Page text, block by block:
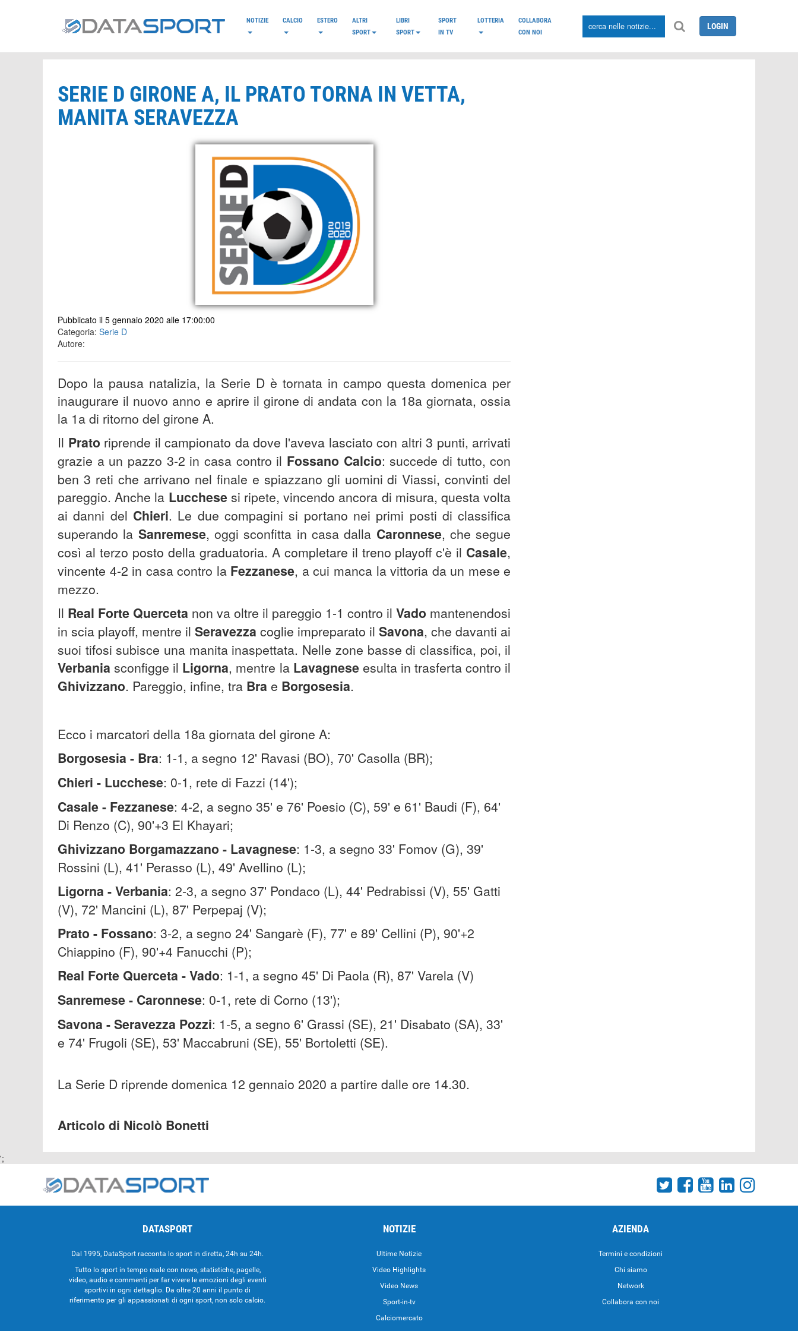
NOTIZIE CALCIO ESTERO
ALTRI
SPORT
LIBRI
SPORT
SPORT
IN TV
LOTTERIA
COLLABORA
CON NOI
LOGIN
SERIE D GIRONE A, IL PRATO TORNA IN VETTA,
MANITA SERAVEZZA
Pubblicato il 5 gennaio 2020 alle 17:00:00
Categoria: Serie D
Autore:
Dopo la pausa natalizia, la Serie D è tornata in campo questa domenica per
inaugurare il nuovo anno e aprire il girone di andata con la 18a giornata, ossia
la 1a di ritorno del girone A.
Il Prato riprende il campionato da dove l'aveva lasciato con altri 3 punti, arrivati
grazie a un pazzo 3-2 in casa contro il Fossano Calcio: succede di tutto, con
ben 3 reti che arrivano nel finale e spiazzano gli uomini di Viassi, convinti del
pareggio. Anche la Lucchesesi ripete, vincendo ancora di misura, questa volta
ai danni del Chieri. Le due compagini si portano nei primi posti di classifica
superando la Sanremese, oggi sconfitta in casa dalla Caronnese, che segue
così al terzo posto della graduatoria. A completare il treno playoff c'è il Casale,
vincente 4-2 in casa contro la Fezzanese, a cui manca la vittoria da un mese e
mezzo.
Il Real Forte Querceta non va oltre il pareggio 1-1 contro ilVado mantenendosi
in scia playoff, mentre ilSeravezza coglie impreparato ilSavona, che davanti ai
suoi tifosi subisce una manita inaspettata. Nelle zone basse di classifica, poi, il
Verbania sconfigge il Ligorna, mentre la Lavagneseesulta in trasferta contro il
Ghivizzano. Pareggio, infine, tra Bra e Borgosesia.
Ecco i marcatori della 18a giornata del girone A:
Borgosesia - Bra: 1-1, a segno 12' Ravasi (BO), 70' Casolla (BR);
Chieri - Lucchese: 0-1, rete di Fazzi (14');
Casale - Fezzanese: 4-2, a segno 35' e 76' Poesio (C), 59' e 61' Baudi (F), 64'
Di Renzo (C), 90'+3 El Khayari;
Ghivizzano Borgamazzano - Lavagnese: 1-3, a segno 33' Fomov (G), 39'
Rossini (L), 41' Perasso (L), 49' Avellino (L);
Ligorna - Verbania: 2-3, a segno 37' Pondaco (L), 44' Pedrabissi (V), 55' Gatti
(V), 72' Mancini (L), 87' Perpepaj (V);
Prato - Fossano: 3-2, a segno 24' Sangarè (F), 77' e 89' Cellini (P), 90'+2
Chiappino (F), 90'+4 Fanucchi (P);
Real Forte Querceta - Vado: 1-1, a segno 45' Di Paola (R), 87' Varela (V)
Sanremese - Caronnese: 0-1, rete di Corno (13');
Savona - Seravezza Pozzi: 1-5, a segno 6' Grassi (SE), 21' Disabato (SA), 33'
e 74' Frugoli (SE), 53' Maccabruni (SE), 55' Bortoletti (SE).
La Serie D riprende domenica 12 gennaio 2020 a partire dalle ore 14.30.
Articolo di Nicolò Bonetti
';
DATASPORT
Dal 1995, DataSport racconta lo sport in diretta, 24h su 24h.
Tutto lo sport in tempo reale con news, statistiche, pagelle,
video, audio e commenti per far vivere le emozioni degli eventi
sportivi in ogni dettaglio. Da oltre 20 anni il punto di
riferimento per gli appassionati di ogni sport, non solo calcio.
NOTIZIE
Ultime Notizie
Video Highlights
Video News
Sport-in-tv
Calciomercato
AZIENDA
Termini e condizioni
Chi siamo
Network
Collabora con noi